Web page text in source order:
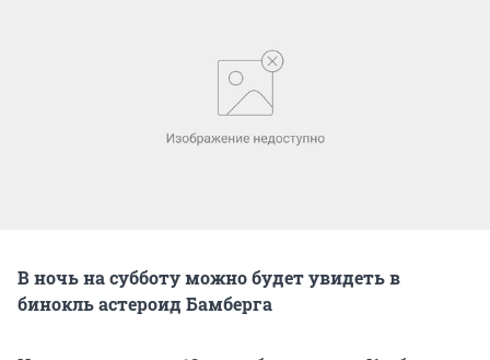
В ночь на субботу можно будет увидеть в
бинокль астероид Бамберга